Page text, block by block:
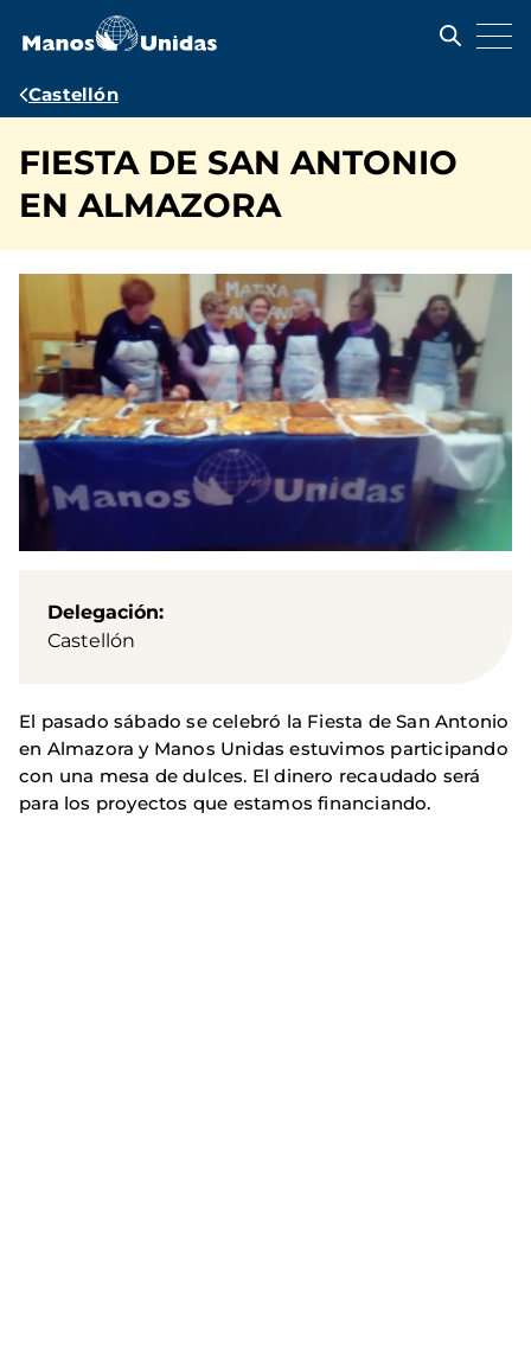
contenido
Ruta
navegación
Castellón
FIESTA DE SAN ANTONIO
EN ALMAZORA
Delegación
Castellón
El pasado sábado se celebró la Fiesta de San Antonio
en Almazora y Manos Unidas estuvimos participando
con una mesa de dulces. El dinero recaudado será
para los proyectos que estamos financiando.